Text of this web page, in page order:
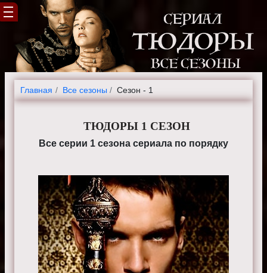
Главная Все сезоны Сезон - 1
ТЮДОРЫ 1 СЕЗОН
Все серии 1 сезона сериала по порядку